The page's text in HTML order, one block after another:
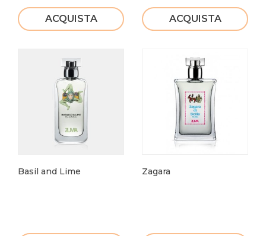
ACQUISTA ACQUISTA
Basil and Lime Zagara